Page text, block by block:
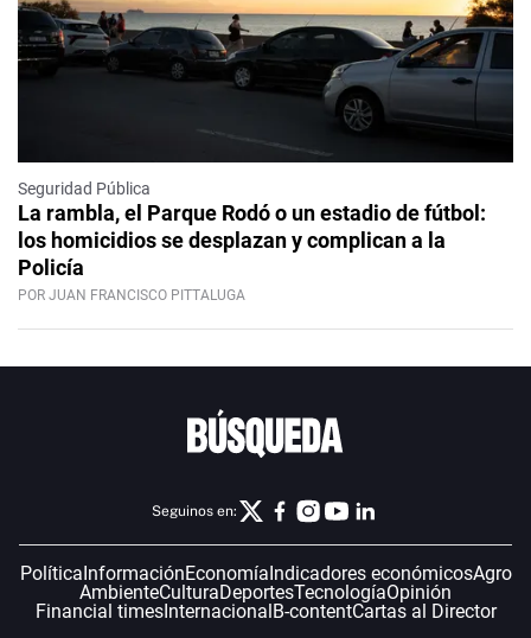
Seguridad Pública
La rambla, el Parque Rodó o un estadio de fútbol:
los homicidios se desplazan y complican a la
Policía
POR JUAN FRANCISCO PITTALUGA
Seguinos en:
Política InformaciónEconomía Indicadores económicosAgro
AmbienteCulturaDeportesTecnologíaOpinión
Financial timesInternacional B-contentCartas al Director